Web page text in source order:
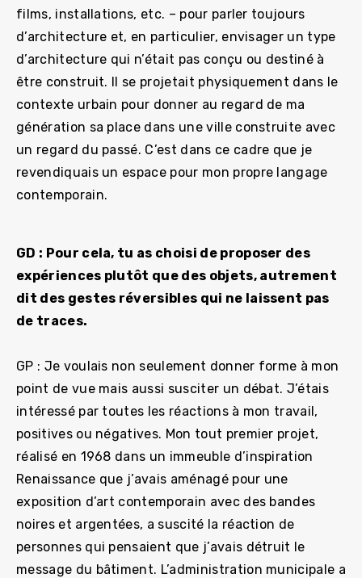
films, installations, etc. – pour parler toujours
d’architecture et, en particulier, envisager un type
d’architecture qui n’était pas conçu ou destiné à
être construit. Il se projetait physiquement dans le
contexte urbain pour donner au regard de ma
génération sa place dans une ville construite avec
un regard du passé. C’est dans ce cadre que je
revendiquais un espace pour mon propre langage
contemporain.
GD : Pour cela, tu as choisi de proposer des
expériences plutôt que des objets, autrement
dit des gestes réversibles qui ne laissent pas
de traces.
GP : Je voulais non seulement donner forme à mon
point de vue mais aussi susciter un débat. J’étais
intéressé par toutes les réactions à mon travail,
positives ou négatives. Mon tout premier projet,
réalisé en 1968 dans un immeuble d’inspiration
Renaissance que j’avais aménagé pour une
exposition d’art contemporain avec des bandes
noires et argentées, a suscité la réaction de
personnes qui pensaient que j’avais détruit le
message du bâtiment. L’administration municipale a